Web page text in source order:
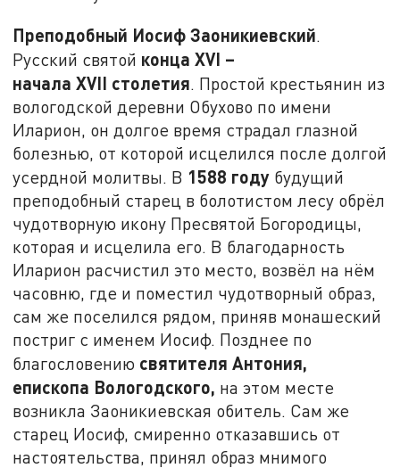
Преподобный Иосиф Заоникиевский
Русский святой концаXVI –
началаXVII столетия . Простой крестьянин из
вологодской деревни Обухово по имени
Иларион, он долгое время страдал глазной
болезнью, от которой исцелился после долгой
усердной молитвы. В 1588 году будущий
преподобный старец в болотистом лесу обрёл
чудотворную икону Пресвятой Богородицы,
которая и исцелила его. В благодарность
Иларион расчистил это место, возвёл на нём
часовню, где и поместил чудотворный образ,
сам же поселился рядом, приняв монашеский
постриг с именем Иосиф. Позднее по
благословению святителя Антония,
епископа Вологодского, на этом месте
возникла Заоникиевская обитель. Сам же
старец Иосиф, смиренно отказавшись от
настоятельства, принял образ мнимого